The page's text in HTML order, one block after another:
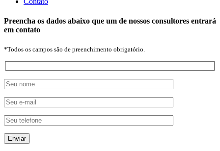
Preencha os dados abaixo que um de nossos consultores entrará
em contato
*Todos os campos são de preenchimento obrigatório.